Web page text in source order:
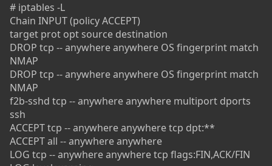
# iptables -L
Chain INPUT (policy ACCEPT)
target prot opt source destination
DROP tcp -- anywhere anywhere OS fingerprint match
NMAP
DROP tcp -- anywhere anywhere OS fingerprint match
NMAP
f2b-sshd tcp -- anywhere anywhere multiport dports
ssh
ACCEPT tcp -- anywhere anywhere tcp dpt:**
ACCEPT all -- anywhere anywhere
LOG tcp -- anywhere anywhere tcp flags:FIN,ACK/FIN